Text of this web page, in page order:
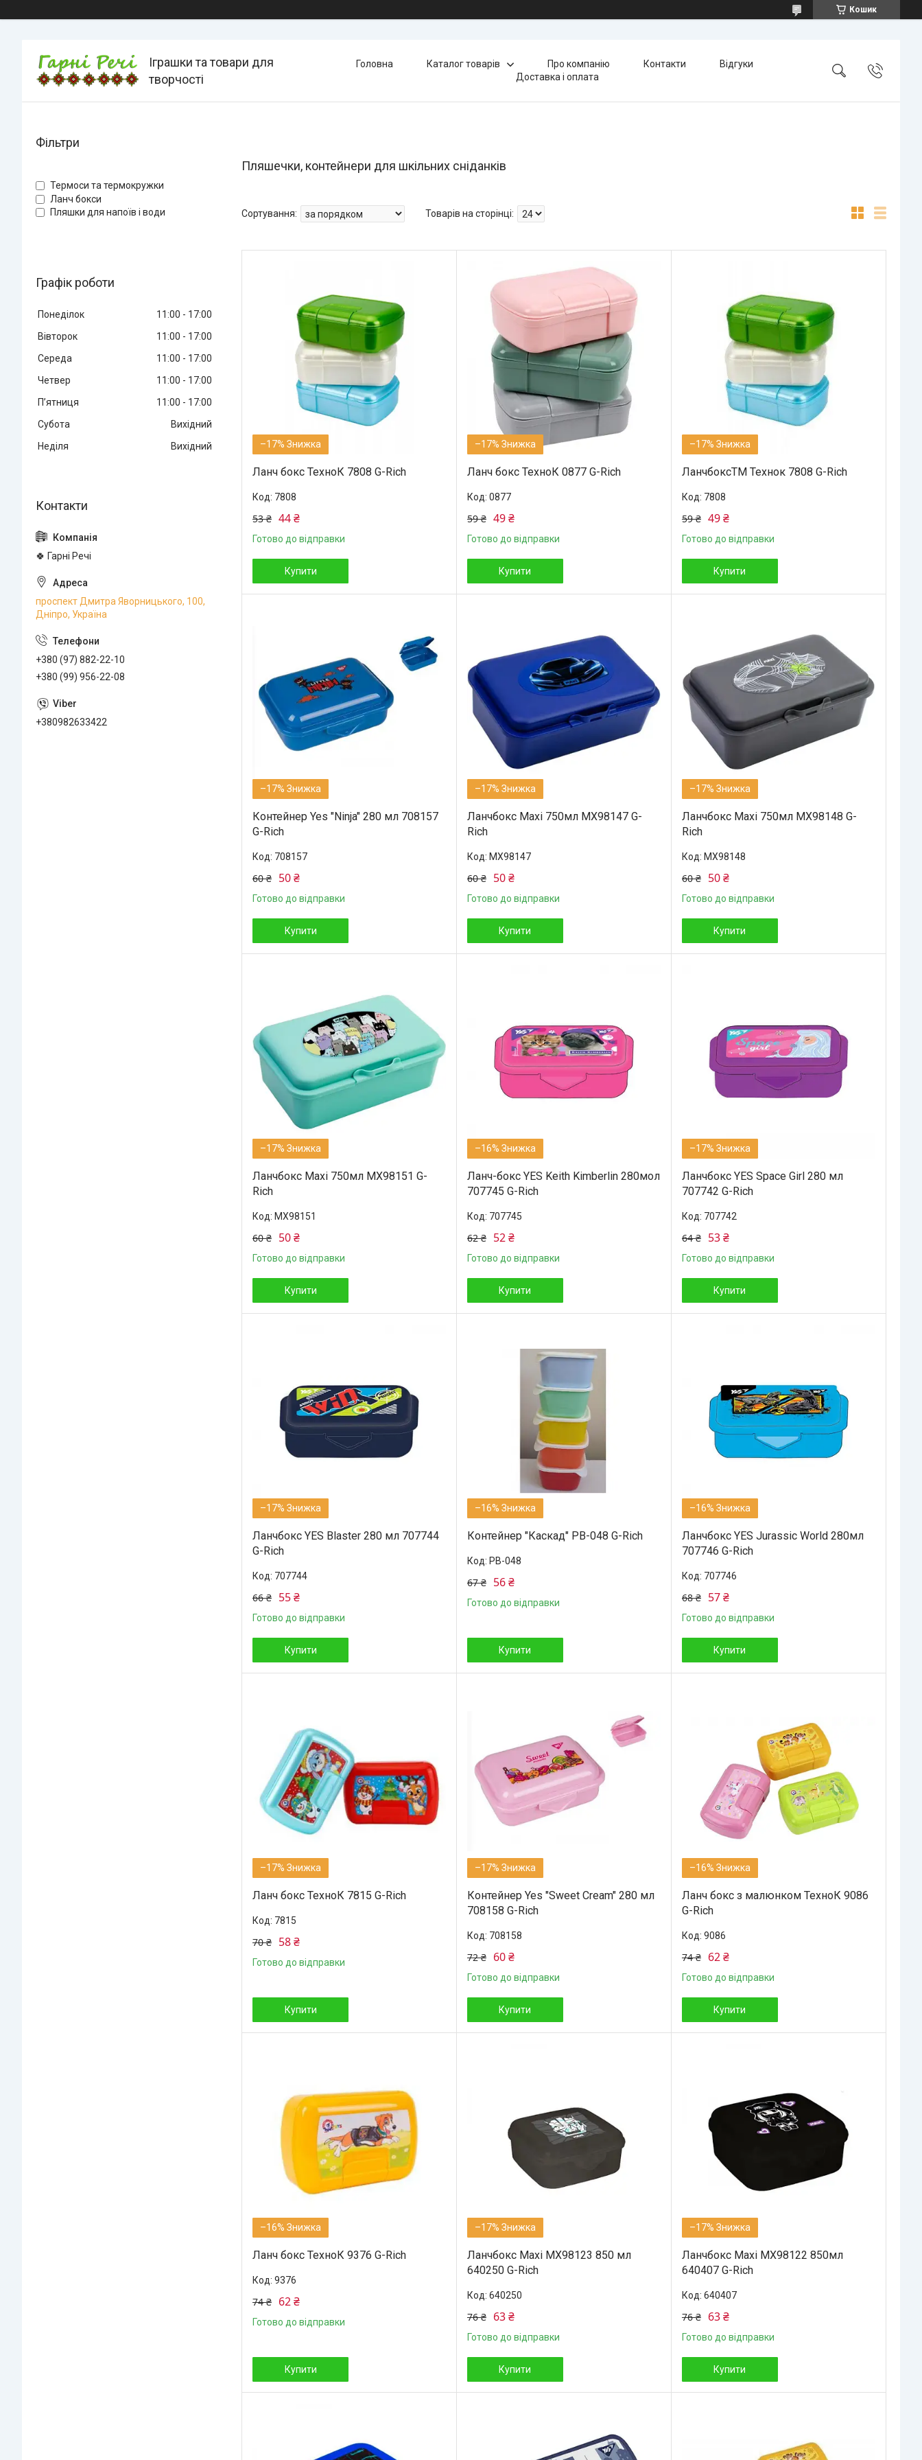
Кошик
Іграшки та товари для
творчості
Головна Каталог товарів Про компанію Контакти
Відгуки
Доставка і оплата
Пляшечки, контейнери для шкільних сніданків
–17%
Ланч бокс ТехноК 7808 G-Rich
7808
53 ₴ 44 ₴
Готово до відправки
Купити
–17%
Ланч бокс ТехноК 0877 G-Rich
0877
59 ₴ 49 ₴
Готово до відправки
Купити
–17%
ЛанчбоксТМ Технок 7808 G-Rich
7808
59 ₴ 49 ₴
Готово до відправки
Купити
–17%
Контейнер Yes "Ninja" 280 мл 708157
G-Rich
708157
60 ₴ 50 ₴
Готово до відправки
Купити
–17%
Ланчбокс Maxi 750мл MX98147 G-
Rich
MX98147
60 ₴ 50 ₴
Готово до відправки
Купити
–17%
Ланчбокс Maxi 750мл MX98148 G-
Rich
MX98148
60 ₴ 50 ₴
Готово до відправки
Купити
–17%
Ланчбокс Maxi 750мл MX98151 G-
Rich
MX98151
60 ₴ 50 ₴
Готово до відправки
Купити
–16%
Ланч-бокс YES Keith Kimberlin 280мол
707745 G-Rich
707745
62 ₴ 52 ₴
Готово до відправки
Купити
–17%
Ланчбокс YES Space Girl 280 мл
707742 G-Rich
707742
64 ₴ 53 ₴
Готово до відправки
Купити
–17%
Ланчбокс YES Blaster 280 мл 707744
G-Rich
707744
66 ₴ 55 ₴
Готово до відправки
Купити
–16%
Контейнер "Каскад" PB-048 G-Rich
PB-048
67 ₴ 56 ₴
Готово до відправки
Купити
–16%
Ланчбокс YES Jurassic World 280мл
707746 G-Rich
707746
68 ₴ 57 ₴
Готово до відправки
Купити
–17%
Ланч бокс ТехноК 7815 G-Rich
7815
70 ₴ 58 ₴
Готово до відправки
Купити
–17%
Контейнер Yes "Sweet Cream" 280 мл
708158 G-Rich
708158
72 ₴ 60 ₴
Готово до відправки
Купити
–16%
Ланч бокс з малюнком ТехноК 9086
G-Rich
9086
74 ₴ 62 ₴
Готово до відправки
Купити
–16%
Ланч бокс ТехноК 9376 G-Rich
9376
74 ₴ 62 ₴
Готово до відправки
Купити
–17%
Ланчбокс Maxi MX98123 850 мл
640250 G-Rich
640250
76 ₴ 63 ₴
Готово до відправки
Купити
–17%
Ланчбокс Maxi MX98122 850мл
640407 G-Rich
640407
76 ₴ 63 ₴
Готово до відправки
Купити
Фільтри
Термоси та термокружки
Ланч бокси
Пляшки для напоїв і води
Графік роботи
Понеділок 11:00
17:00
Вівторок
11:00
17:00
Середа
11:00
17:00
Четвер
11:00
17:00
Пʼятниця
11:00
17:00
Субота
Вихідний
Неділя
Вихідний
🍀 Гарні Речі
проспект Дмитра Яворницького, 100,
Дніпро, Україна
+380 (97) 882-22-10
+380 (99) 956-22-08
+380982633422